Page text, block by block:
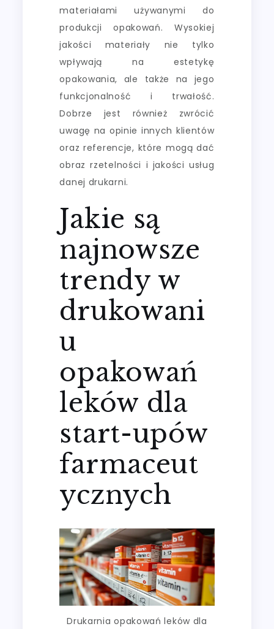
materiałami używanymi do
produkcji opakowań. Wysokiej
jakości materiały nie tylko
wpływają na estetykę
opakowania, ale także na jego
funkcjonalność i trwałość.
Dobrze jest również zwrócić
uwagę na opinie innych klientów
oraz referencje, które mogą dać
obraz rzetelności i jakości usług
danej drukarni.
Jakie są
najnowsze
trendy w
drukowani
u
opakowań
leków dla
start-upów
farmaceut
ycznych
Drukarnia opakowań leków dla